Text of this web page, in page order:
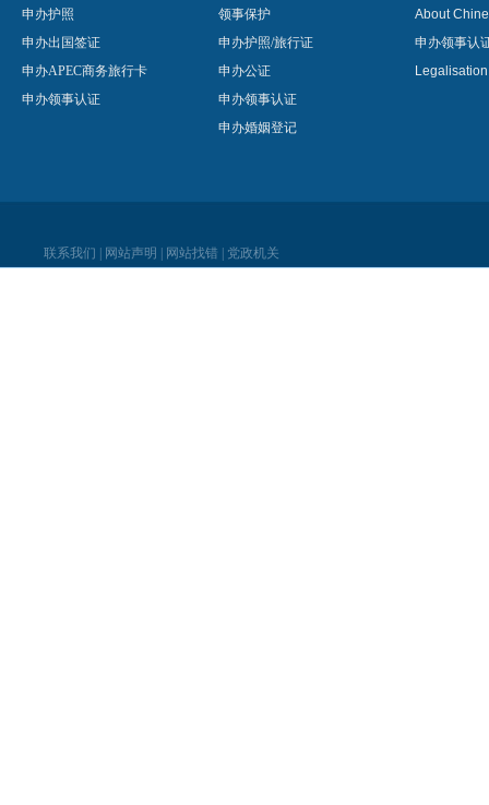
申办护照
申办出国签证
申办APEC商务旅行卡
申办领事认证
领事保护
申办护照/旅行证
申办公证
申办领事认证
申办婚姻登记
About
申办领事认
联系我们 网站声明 网站找错 党政机关